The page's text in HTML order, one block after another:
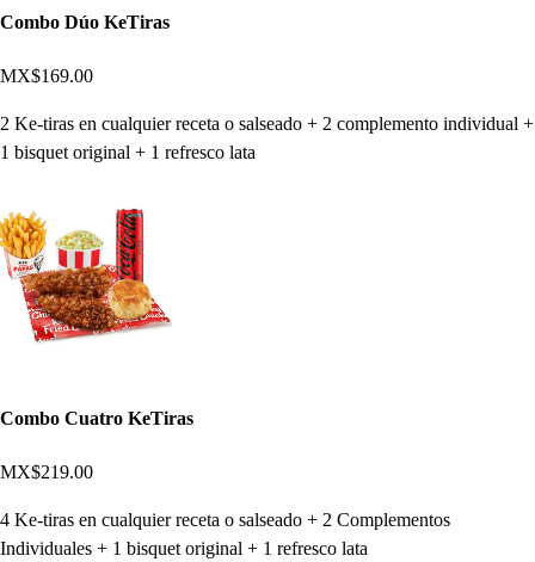
Combo Dúo KeTiras
MX$169.00
2 Ke-tiras en cualquier receta o salseado + 2 complemento individual +
1 bisquet original + 1 refresco lata
Combo Cuatro KeTiras
MX$219.00
4 Ke-tiras en cualquier receta o salseado + 2 Complementos
Individuales + 1 bisquet original + 1 refresco lata